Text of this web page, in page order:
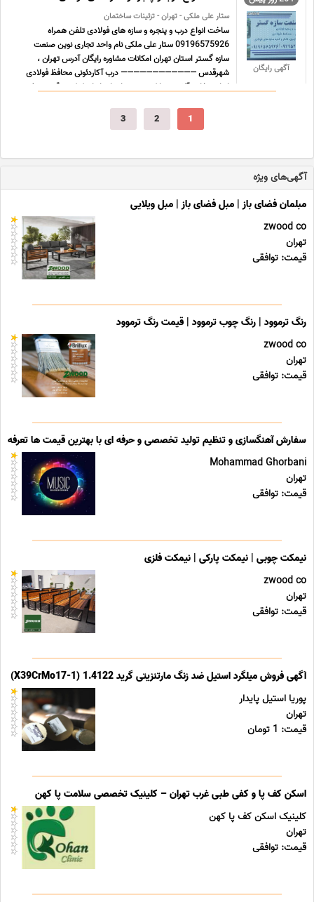
آگهی رایگان
ستار علی ملکی - تهران - تزئینات ساختمان
ساخت انواع درب و پنجره و سازه های فولادی تلفن همراه
09196575926 ستار علی ملکی نام واحد تجاری نوین صنعت
سازه گستر استان تهران امکانات مشاوره رایگان آدرس تهران ،
شهرقدس ———————————— درب آکاردئونی محافظ فولادی
انواع مخازن آلاچیق تانکر نصب و اجرای انواع کرکره برقی تعویض
1
2
3
آگهی‌های ویژه
مبلمان فضای باز | مبل فضای باز | مبل ویلایی
zwood co
تهران
قیمت: توافقی
رنگ ترموود | رنگ چوب ترموود | قیمت رنگ ترموود
zwood co
تهران
قیمت: توافقی
سفارش آهنگسازی و تنظیم تولید تخصصی و حرفه ای با بهترین قیمت ها تعرفه
Mohammad Ghorbani
تهران
قیمت: توافقی
نیمکت چوبی | نیمکت پارکی | نیمکت فلزی
zwood co
تهران
قیمت: توافقی
آگهی فروش میلگرد استیل ضد زنگ مارتنزیتی گرید 1.4122 (X39CrMo17-1)
پوریا استیل پایدار
تهران
قیمت: 1 تومان
اسکن کف پا و کفی طبی غرب تهران – کلینیک تخصصی سلامت پا کهن
کلینیک اسکن کف پا کهن
تهران
قیمت: توافقی